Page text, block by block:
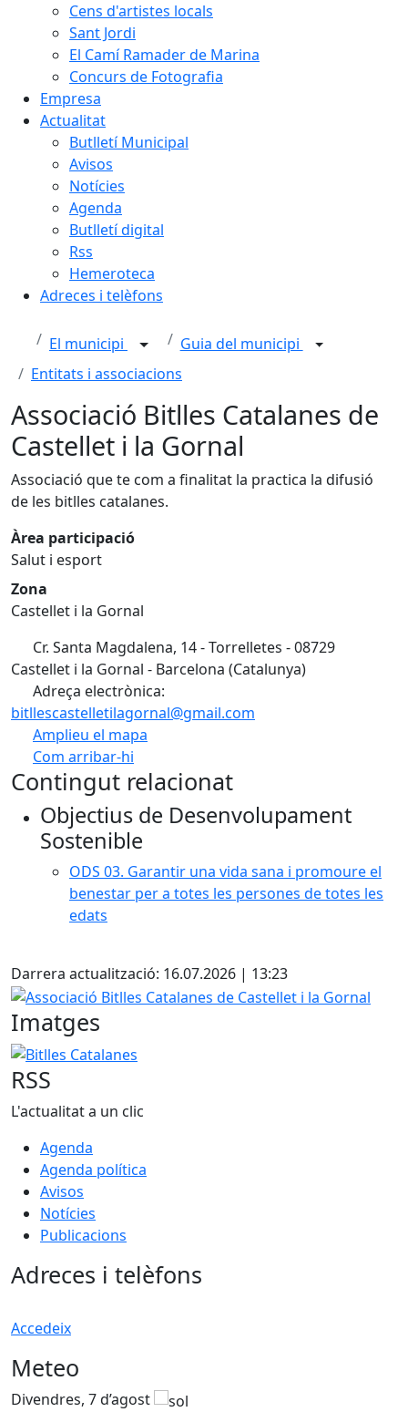
Cens d'artistes locals
Sant Jordi
El Camí Ramader de Marina
Concurs de Fotografia
Empresa
Actualitat
Butlletí Municipal
Avisos
Notícies
Agenda
Butlletí digital
Rss
Hemeroteca
Adreces i telèfons
El municipi
Guia del municipi
Entitats i associacions
Associació Bitlles Catalanes de
Castellet i la Gornal
Associació que te com a finalitat la practica la difusió
de les bitlles catalanes.
Àrea participació
Salut i esport
Zona
Castellet i la Gornal
Cr. Santa Magdalena, 14 - Torrelletes - 08729
Castellet i la Gornal - Barcelona (Catalunya)
Adreça electrònica:
bitllescastelletilagornal@gmail.com
Amplieu el mapa
Com arribar-hi
+
−
Contingut relacionat
Objectius de Desenvolupament
Sostenible
ODS 03. Garantir una vida sana i promoure el
benestar per a totes les persones de totes les
edats
Darrera actualització: 16.07.2026 | 13:23
Associació Bitlles Catalanes de Castellet i la Gornal
Imatges
Bitlles Catalanes
RSS
L'actualitat a un clic
Agenda
Agenda política
Avisos
Notícies
Publicacions
Adreces i telèfons
Accedeix
Meteo
Divendres, 7 d’agost